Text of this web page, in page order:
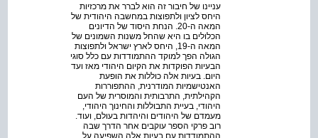
עניינו של חיבור זה הוא לברר את מרכזיות
היחס לציון ולתפוצות במחשבה היהודית של
המאה ה-20. הנחת היסוד של הדיונים
הכלולים בו היא שהחל משנות השמונים של
המאה ה-19, היחס לארץ ישראל ולתפוצות
הגולה הפך למוקד ההתמודדות עם כלל סוגי
הבעיות הפוקדות את הקיום היהודי מאז ועד
היום. בעיות אלה כוללות את הופעת
האנטישמיות המודרנית, ההתפוררות
הקהילתית, התרבותית והמוסרית של העם
היהודי, בעיית התבוללות והחינוך היהודי,
מעמדם של היהודים והיהדות בעולם, ועוד.
רוב פרקי הספר עוקבים אחר הדרך שבה
ההתמודדות עם בעיות אלה השפיעה על